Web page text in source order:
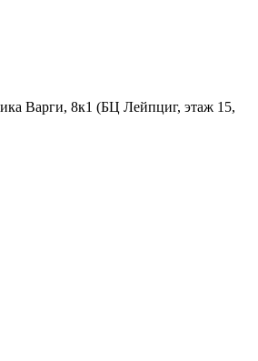
Варги, 8к1 (БЦ Лейпциг, этаж 15,